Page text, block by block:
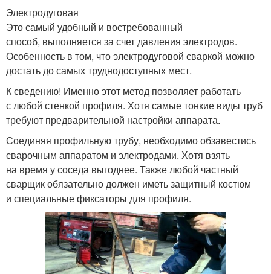
Электродуговая
Это самый удобный и востребованный
способ, выполняется за счет давления электродов.
Особенность в том, что электродуговой сваркой можно
достать до самых труднодоступных мест.
К сведению! Именно этот метод позволяет работать
с любой стенкой профиля. Хотя самые тонкие виды труб
требуют предварительной настройки аппарата.
Соединяя профильную трубу, необходимо обзавестись
сварочным аппаратом и электродами. Хотя взять
на время у соседа выгоднее. Также любой частный
сварщик обязательно должен иметь защитный костюм
и специальные фиксаторы для профиля.